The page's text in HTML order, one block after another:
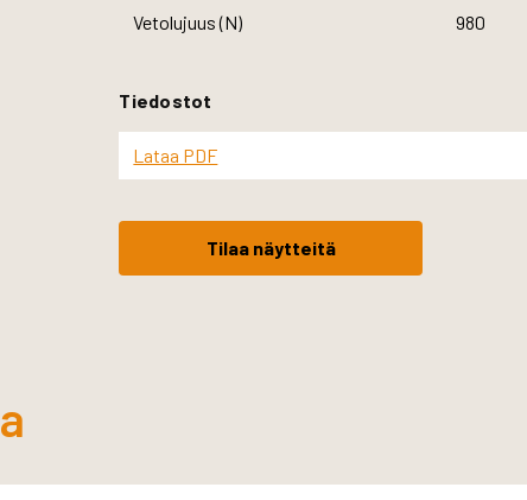
Vetolujuus (N) 980
Tiedostot
Lataa PDF
Tilaa näytteitä